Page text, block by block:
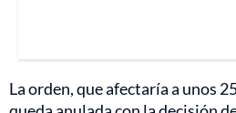
La orden, que afectaría a unos